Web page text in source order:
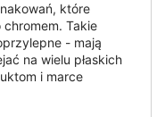
które
Takie
- mają
na wielu płaskich
i marce